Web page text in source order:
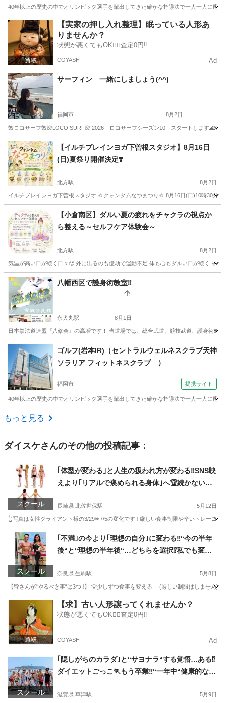
40年以上の歴史の中でオリンピック選手を輩出してきた確かな指導法で一人一人に応
福岡 福岡市 空手/他格闘技
【実家の押し入れ整理】眠っている人形あ
りませんか？
状態が悪くてもOK🙆‍♀️査定0円‼️
COYASH Ad
サーフィン 一緒にしましょう(^^)
福岡市 8月2日
🌺ロコサーフ🌺🌺LOCO SURF🌺 2026 ロコサーフシーズン10 スタートします🌊
福岡 福岡市 サーフィン カップル
【イルチブレインヨガ下曽根スタジオ】8月16日
(日)夏祭り開催決定❣️
北方駅 8月2日
イルチブレインヨガ下曽根スタジオ 🔆クォンタムなつまつり‪🔆‬ 8月16日(日)10時30分
福岡 北九州市 北方駅 ヨガ イルチブレインヨガ
【小倉南区】ダルい夏の疲れをチャクラの視点か
ら整える～セルフケア体験会～
北方駅 8月2日
気温が高い日が続く日々🥵 外に出るのも億劫で運動不足 体も心もダルい日が続く そ
福岡 北九州市 北方駅 ヨガ チャクラ
八幡西区で護身術教室‼️
永犬丸駅 8月1日
日本拳法道連盟『八修会』の高増です！ 当道場では、総合武道、競技武道、護身術
福岡 北九州市 永犬丸駅 空手/他格闘技 護身術
ゴルフ(岩本IR)（セントラルウェルネスクラブ天神
ソラリア フィットネスクラブ ）
福岡市 提携サイト
40年以上の歴史の中でオリンピック選手を輩出してきた確かな指導法で一人一人に応
福岡 福岡市
もっと見る
ダイスケさんのその他の投稿記事：
スクール
｢体型が変わる｣と人生の扱われ方が変わる‼️SNS映
えより｢リアルで褒められる身体｣へ🏆続かない人
ーチング🏋️“痩せる”でなく“圧倒的に変わる”☺️
長崎県 北佐世保駅 5月12日
👆️写真は女性クライアント様の3/29⏩7/5の変化です‼️ 厳しい食事制限や辛いトレーニ
長崎 佐世保市 北佐世保駅 その他
スクール
｢不満｣の今より｢理想の自分｣に変わる‼️“今の半年
後“と“理想の半年後“…どちらを選択⁉️私でも変わ
ンラインボディメイク×認定コーチング🏋️
奈良県 生駒駅 5月8日
【皆さんが“やるべき事“は3つ‼️】 💡少しずつ食事を変える (厳しい制限はしません
奈良 生駒市 生駒駅 その他
【求】古い人形譲ってくれませんか？
状態が悪くてもOK🙆‍♀️査定0円‼️
COYASH Ad
スクール
｢隠しがちのカラダ｣と“サヨナラ“する覚悟…ある⁉️
ダイエットごっこ🏃もう卒業‼️“一年中“健康的なカ
🏆
滋賀県 草津駅 5月9日